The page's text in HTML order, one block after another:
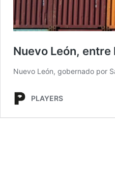
Nuevo León,
Nuevo León, gobernado por
PLAYERS